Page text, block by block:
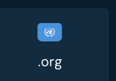
.org